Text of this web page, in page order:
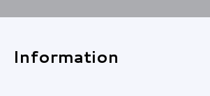
Information